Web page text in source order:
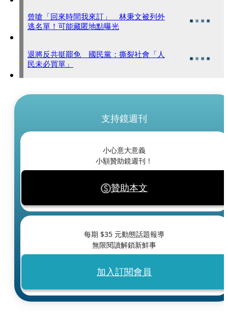
曾嗆「回來時間我來訂」 林秉文被列外
逃名單！可能藏匿地點曝光
退將反共挺罷免 國民黨：撕裂社會「人
民未必買單」
支持鏡週刊
小心意大意義
小額贊助鏡週刊！
贊助本文
每期 $35 元動態話題報導
無限閱讀解鎖新鮮事
加入訂閱會員